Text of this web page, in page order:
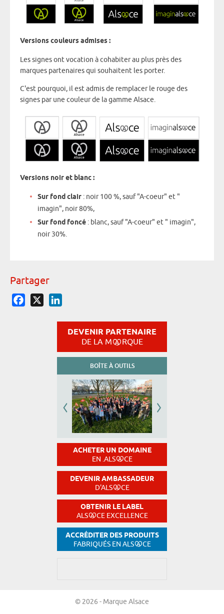
Versions couleurs admises :
Les signes ont vocation à cohabiter au plus près des
marques partenaires qui souhaitent les porter.
C'est pourquoi, il est admis de remplacer le rouge des
signes par une couleur de la gamme Alsace.
Versions noir et blanc :
Sur fond clair : noir 100 %, sauf "A-coeur" et "
imagin", noir 80%,
Sur fond foncé : blanc, sauf "A-coeur" et " imagin",
noir 30%.
Partager
Facebook
DEVENIR PARTENAIRE
DE LA M RQUE
BOÎTE À OUTILS
ACHETER UN DOMAINE
EN .ALS CE
DEVENIR AMBASSADEUR
D'ALS CE
OBTENIR LE LABEL
ALS CE EXCELLENCE
ACCRÉDITER DES PRODUITS
FABRIQUÉS EN ALS CE
© 2026 - Marque Alsace